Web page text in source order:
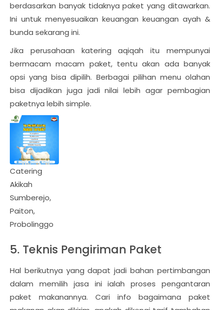
berdasarkan banyak tidaknya paket yang ditawarkan.
Ini untuk menyesuaikan keuangan keuangan ayah &
bunda sekarang ini.
Jika perusahaan katering aqiqah itu mempunyai
bermacam macam paket, tentu akan ada banyak
opsi yang bisa dipilih. Berbagai pilihan menu olahan
bisa dijadikan juga jadi nilai lebih agar pembagian
paketnya lebih simple.
Catering
Akikah
Sumberejo,
Paiton,
Probolinggo
5. Teknis Pengiriman Paket
Hal berikutnya yang dapat jadi bahan pertimbangan
dalam memilih jasa ini ialah proses pengantaran
paket makanannya. Cari info bagaimana paket